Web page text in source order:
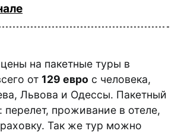
на пакетные туры в
от 129 евро с человека,
Львова и Одессы. Пакетный
перелет, проживание в отеле,
Так же тур можно